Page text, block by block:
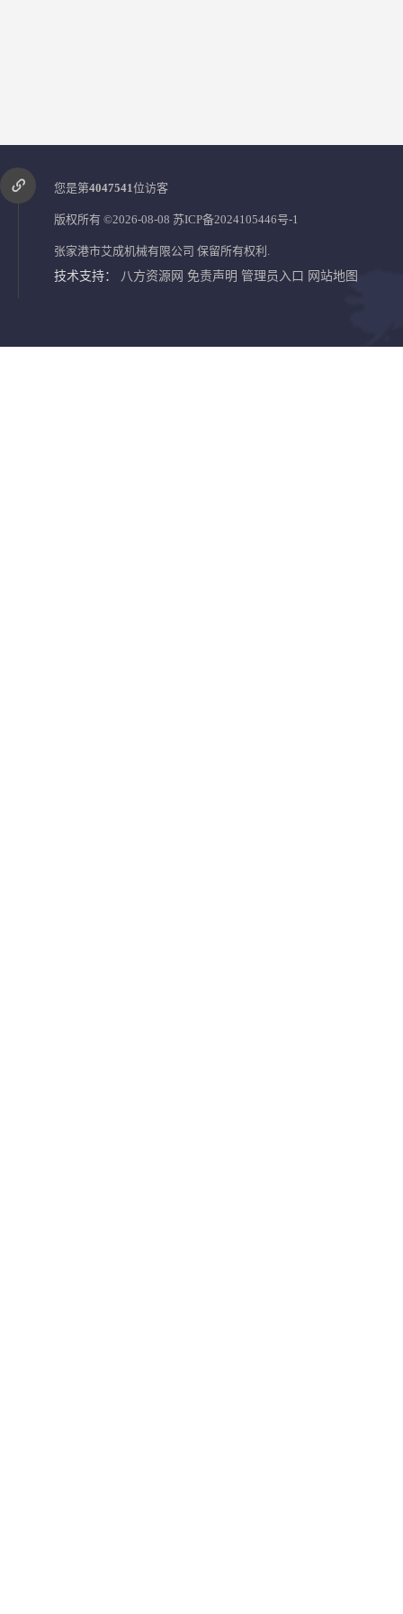
您是第4047541位访客
版权所有 ©2026-08-08 苏ICP备2024105446号-1
张家港市艾成机械有限公司 保留所有权利.
技术支持： 八方资源网 免责声明 管理员入口 网站地图